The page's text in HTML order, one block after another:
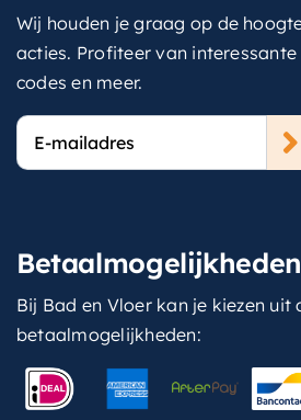
Wij houden je graag op de
acties. Profiteer van
codes en meer.
E-
mailadres
Betaalmogelijkheden
Bij Bad en Vloer kan je kiezen uit
betaalmogelijkheden: